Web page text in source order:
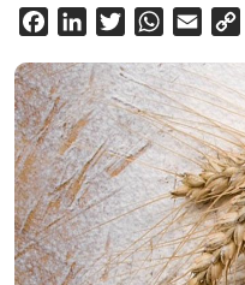
FacebookLinkedInTwitterWhatsApp
Email